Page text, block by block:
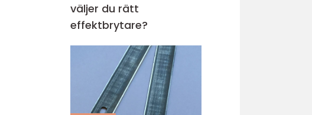
väljer du rätt
effektbrytare?